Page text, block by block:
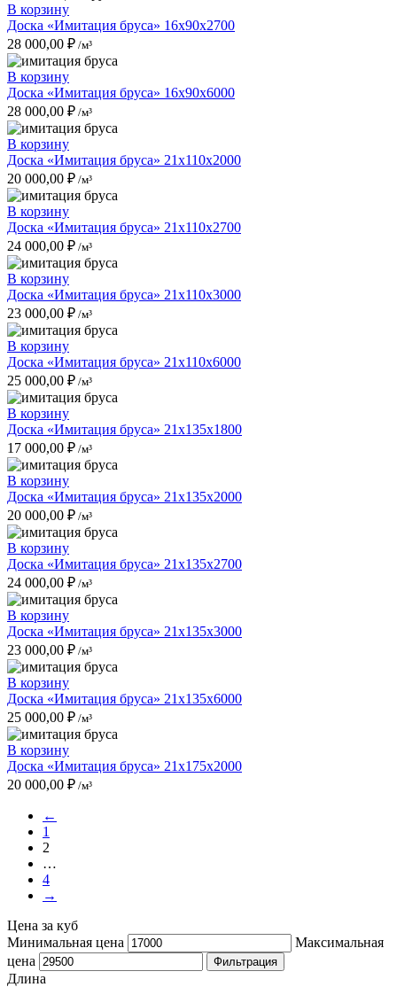
В корзину
Доска «Имитация бруса» 16x90x2700
28 000,00 ₽ /м³
В корзину
Доска «Имитация бруса» 16x90x6000
28 000,00 ₽ /м³
В корзину
Доска «Имитация бруса» 21x110x2000
20 000,00 ₽ /м³
В корзину
Доска «Имитация бруса» 21x110x2700
24 000,00 ₽ /м³
В корзину
Доска «Имитация бруса» 21x110x3000
23 000,00 ₽ /м³
В корзину
Доска «Имитация бруса» 21x110x6000
25 000,00 ₽ /м³
В корзину
Доска «Имитация бруса» 21x135x1800
17 000,00 ₽ /м³
В корзину
Доска «Имитация бруса» 21x135x2000
20 000,00 ₽ /м³
В корзину
Доска «Имитация бруса» 21x135x2700
24 000,00 ₽ /м³
В корзину
Доска «Имитация бруса» 21x135x3000
23 000,00 ₽ /м³
В корзину
Доска «Имитация бруса» 21x135x6000
25 000,00 ₽ /м³
В корзину
Доска «Имитация бруса» 21x175x2000
20 000,00 ₽ /м³
←
1
2
…
4
→
Цена за куб
Минимальная цена
Максимальная
цена
Фильтрация
Длина